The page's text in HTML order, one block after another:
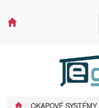
OKAPOVÉ SYSTÉMY